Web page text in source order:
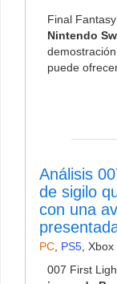
Final
Nintendo
puede
Análisis
de sigilo
con una
PC, PS5, Xbox
007 First